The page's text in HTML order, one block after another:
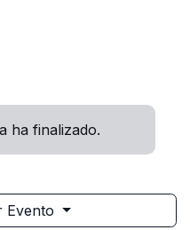
ha finalizado.
Evento